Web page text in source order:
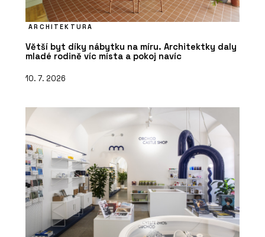
ARCHITEKTURA
Větší byt díky nábytku na míru. Architektky daly
mladé rodině víc místa a pokoj navíc
10. 7. 2026